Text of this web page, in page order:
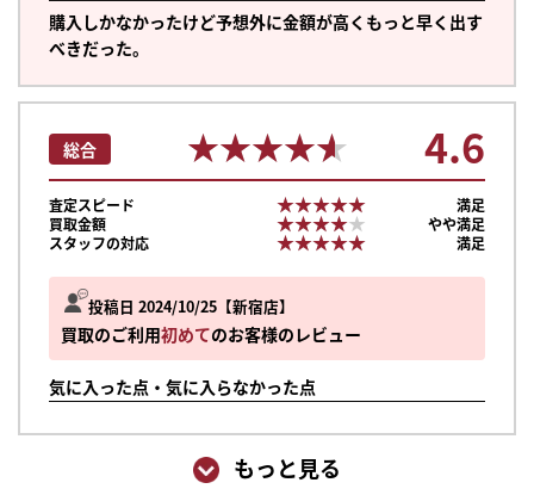
購入しかなかったけど予想外に金額が高くもっと早く出す
べきだった。
投稿日 2024/10/25 新宿店
買取のご利用初めてのお客様のレビュー
気に入った点・気に入らなかった点
総合 ★★★★★
★★★★★ 4.6
査定スピード ★★★★★
★★★★★
満足
買取金額
★★★★★
★★★★★
やや満足
スタッフの対応
★★★★★
★★★★★ 満足
もっと見る
まずは
かんたん30秒でお試し査定